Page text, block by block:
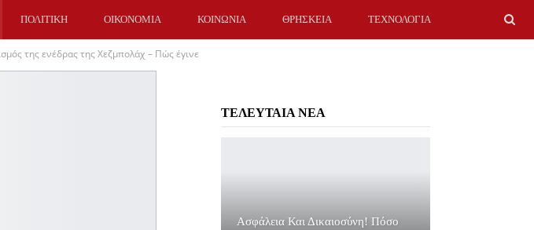
ΠΟΛΙΤΙΚΗ ΟΙΚΟΝΟΜΙΑ ΚΟΙΝΩΝΙΑ ΘΡΗΣΚΕΙΑ ΤΕΧΝΟΛΟΓΙΑ
της ενέδρας της Χεζμπολάχ – Πώς έγινε
ΤΕΛΕΥΤΑΙΑ ΝΕΑ
Ασφάλεια Και Δικαιοσύνη! Πόσο